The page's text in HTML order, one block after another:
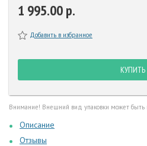
1 995.00 р.
Добавить в избранное
КУПИТЬ
Внимание! Внешний вид упаковки может быть
Описание
Отзывы